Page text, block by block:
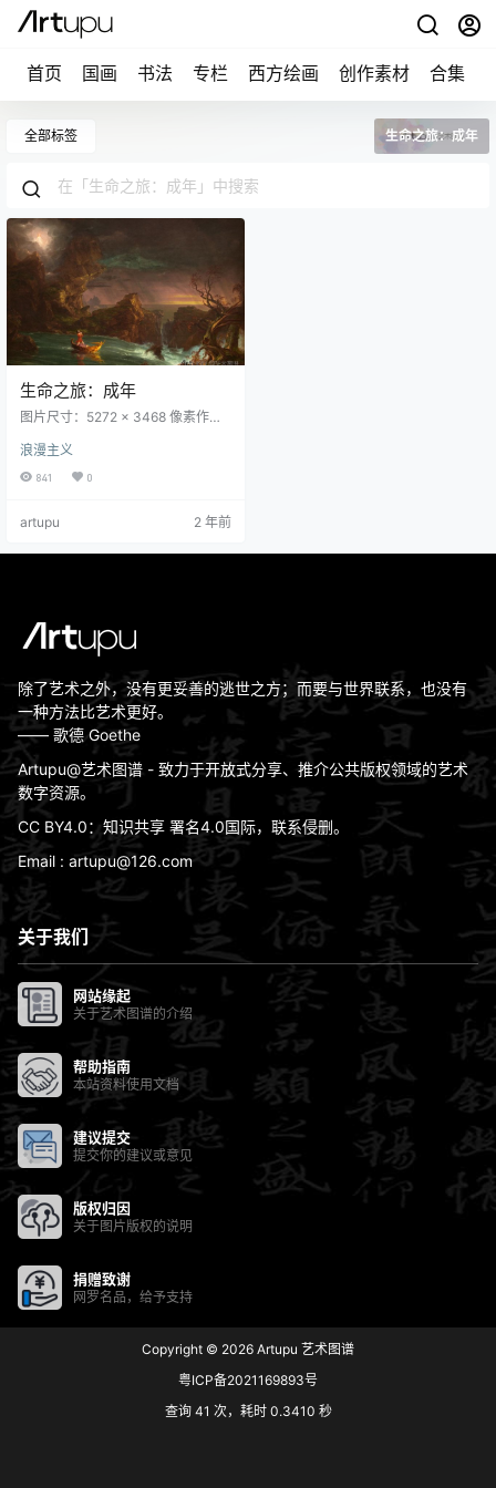
首页 国画 书法 专栏 西方绘画 创作素材 合集
全部标签 生命之旅：成年
生命之旅：成年
图片尺寸：5272 × 3468 像素作品
od中文名称：生命之旅：成年创作
者：托马斯·科尔 Thomas Cole创作
34.3 cm × 202.6 cm版权信息：Pu
浪漫主义
841 0
artupu 2 年前
除了艺术之外，没有更妥善的逃世之方；而要与世界联系，也没有
一种方法比艺术更好。
—— 歌德 Goethe
Artupu@艺术图谱 - 致力于开放式分享、推介公共版权领域的艺术
数字资源。
CC BY4.0：知识共享 署名4.0国际，联系侵删。
Email : artupu@126.com
关于我们
网站缘起
关于艺术图谱的介绍
帮助指南
本站资料使用文档
建议提交
提交你的建议或意见
版权归因
关于图片版权的说明
捐赠致谢
网罗名品，给予支持
Copyright © 2026 Artupu 艺术图谱
粤ICP备2021169893号
查询 41 次，耗时 0.3410 秒